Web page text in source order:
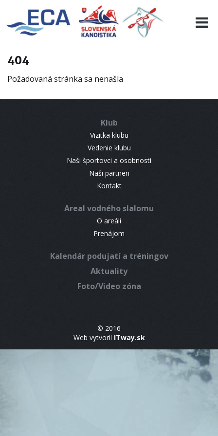
404
Požadovaná stránka sa nenašla
Klub
Vizitka klubu
Vedenie klubu
Naši športovci a osobnosti
Naši partneri
Kontakt
Areal vodného slalomu
O areáli
Prenájom
Kalendár podujatí a tréningov
Aktuality
Foto/Video zóna
© 2016
Web vytvoril ITway.sk
EURO 19
INFO
RESULTS
CONTACT